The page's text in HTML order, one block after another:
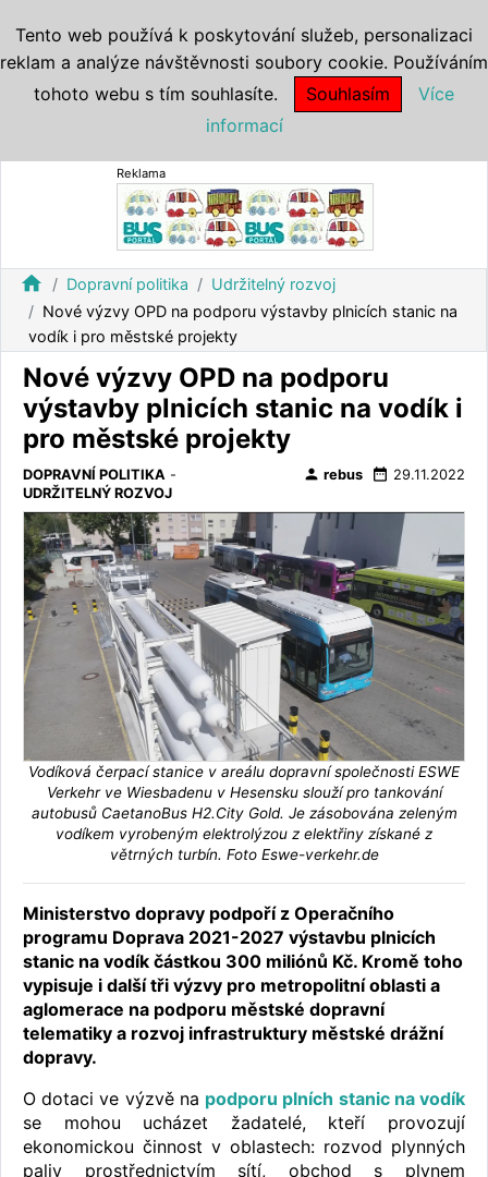
Reklama
home Dopravní politika
Udržitelný rozvoj
Nové výzvy OPD na podporu výstavby plnicích stanic na
vodík i pro městské projekty
Nové výzvy OPD na podporu
výstavby plnicích stanic na vodík i
pro městské projekty
DOPRAVNÍ POLITIKA -
UDRŽITELNÝ ROZVOJ
person rebus date_range 29.11.2022
Vodíková čerpací stanice v areálu dopravní společnosti ESWE
Verkehr ve Wiesbadenu v Hesensku slouží pro tankování
autobusů CaetanoBus H2.City Gold. Je zásobována zeleným
vodíkem vyrobeným elektrolýzou z elektřiny získané z
větrných turbín. Foto Eswe-verkehr.de
Ministerstvo dopravy podpoří z Operačního
programu Doprava 2021-2027 výstavbu plnicích
stanic na vodík částkou 300 miliónů Kč. Kromě toho
vypisuje i další tři výzvy pro metropolitní oblasti a
aglomerace na podporu městské dopravní
telematiky a rozvoj infrastruktury městské drážní
dopravy.
O dotaci ve výzvě na podporu plních stanic na vodík
se mohou ucházet žadatelé, kteří provozují
ekonomickou činnost v oblastech: rozvod plynných
paliv prostřednictvím sítí, obchod s plynem
Tento web používá k poskytování služeb, personalizaci
reklam a analýze návštěvnosti soubory cookie. Používáním
tohoto webu s tím souhlasíte.
Souhlasím
Více
informací